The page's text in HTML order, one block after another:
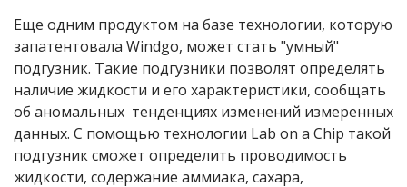
Еще одним продуктом на базе технологии, которую
запатентовала Windgo, может стать "умный"
подгузник. Такие подгузники позволят определять
наличие жидкости и его характеристики, сообщать
об аномальных тенденциях изменений измеренных
данных. С помощью технологии Lab on a Chip такой
подгузник сможет определить проводимость
жидкости, содержание аммиака, сахара,